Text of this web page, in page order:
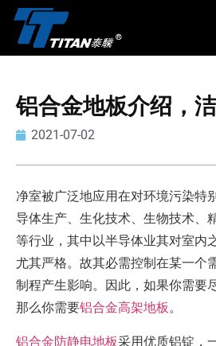
铝合金地板介绍，
2021-07-02
净室被广泛地应用在对环境污染特
导体生产、生化技术、生物技术、
等行业，其中以半导体业其对室内
尤其严格。故其必需控制在某一个
制程产生影响。因此，如果你需要
那么你需要铝合金高架地板。
铝合金防静电地板采用优质铝锭，